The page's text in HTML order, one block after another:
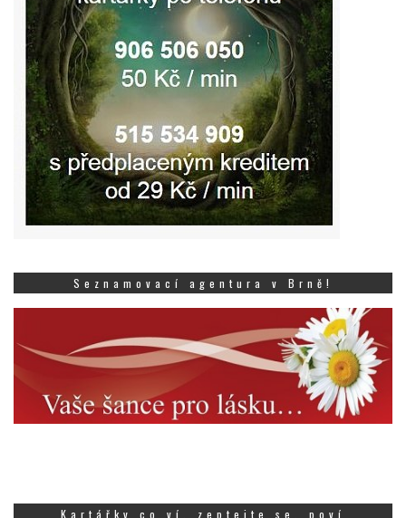
Seznamovací agentura v Brně!
Kartářky co ví, zeptejte se, poví